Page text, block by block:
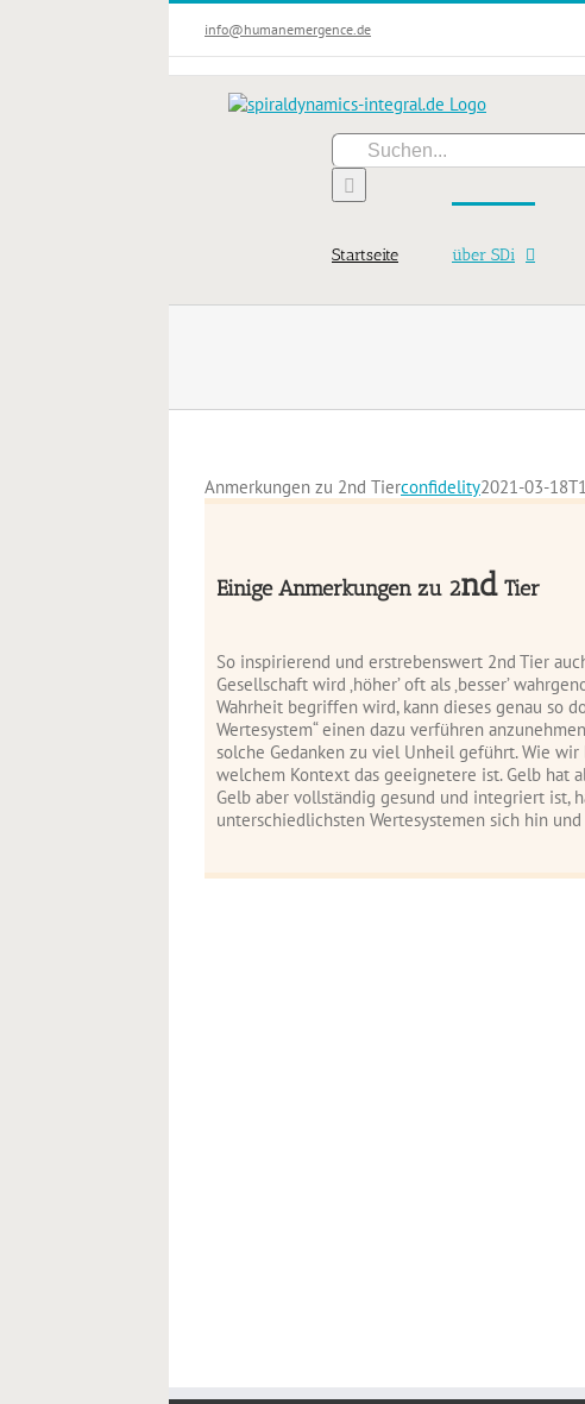
info@humanemergence.de
Suche
nach:
Startseite über SDi
Anmerkungen zu 2nd Tierconfidelity2021-03-
Einige Anmerkungen zu 2nd Tier
So inspirierend und erstrebenswert 2nd Tier
Gesellschaft wird ‚höher’ oft als ‚besser’
Wahrheit begriffen wird, kann dieses genau so
Wertesystem“ einen dazu verführen
solche Gedanken zu viel Unheil geführt. Wie
welchem Kontext das geeignetere ist. Gelb hat
Gelb aber vollständig gesund und integriert ist,
unterschiedlichsten Wertesystemen sich hin